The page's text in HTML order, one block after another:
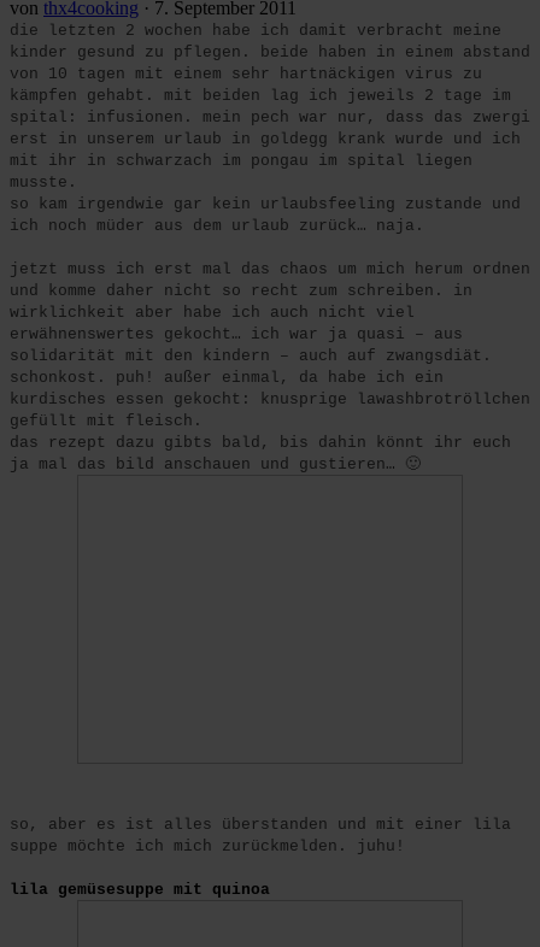
von thx4cooking · 7. September 2011
die letzten 2 wochen habe ich damit verbracht meine
kinder gesund zu pflegen. beide haben in einem abstand
von 10 tagen mit einem sehr hartnäckigen virus zu
kämpfen gehabt. mit beiden lag ich jeweils 2 tage im
spital: infusionen. mein pech war nur, dass das zwergi
erst in unserem urlaub in goldegg krank wurde und ich
mit ihr in schwarzach im pongau im spital liegen
musste.
so kam irgendwie gar kein urlaubsfeeling zustande und
ich noch müder aus dem urlaub zurück… naja.
jetzt muss ich erst mal das chaos um mich herum ordnen
und komme daher nicht so recht zum schreiben. in
wirklichkeit aber
habe ich auch nicht viel
erwähnenswertes gekocht… ich war ja quasi – aus
solidarität mit den kindern – auch auf zwangsdiät.
schonkost. puh! außer einmal, da habe ich ein
kurdisches essen gekocht: knusprige lawashbrotröllchen
gefüllt mit fleisch.
das rezept dazu gibts bald, bis dahin könnt ihr euch
ja mal das bild anschauen und gustieren… 🙂
so, aber es ist alles überstanden und mit einer lila
suppe möchte ich mich zurückmelden. juhu!
lila gemüsesuppe mit quinoa